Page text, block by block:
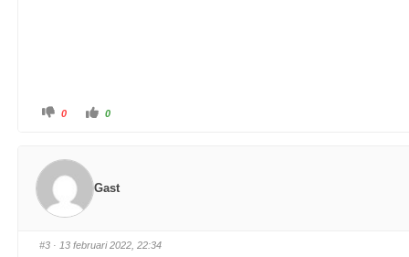
0 0
Gast
#3 · 13 februari 2022, 22:34